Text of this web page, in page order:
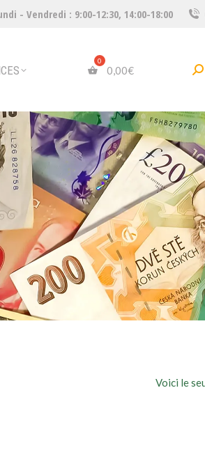
- Vendredi : 9:00-12:30, 14:00-18:00
0,00€
Voici le
€